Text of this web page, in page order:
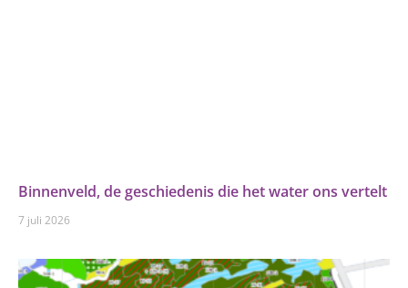
Binnenveld, de geschiedenis die het water ons vertelt
7 juli 2026